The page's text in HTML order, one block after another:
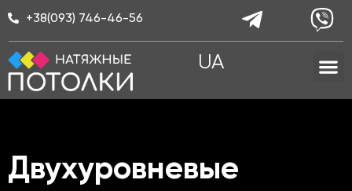
Перейти
содержимому
+38(093) 746-46-56
UA
Двухуровневые